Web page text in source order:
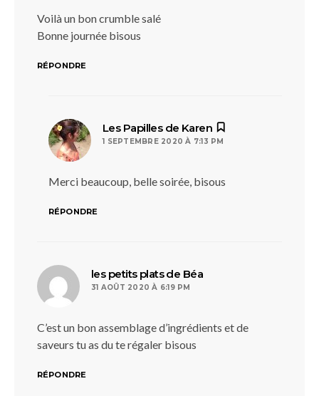
Voilà un bon crumble salé
Bonne journée bisous
RÉPONDRE
Les Papilles de Karen
1 SEPTEMBRE 2020 À 7:13 PM
Merci beaucoup, belle soirée, bisous
RÉPONDRE
les petits plats de Béa
31 AOÛT 2020 À 6:19 PM
C’est un bon assemblage d’ingrédients et de
saveurs tu as du te régaler bisous
RÉPONDRE